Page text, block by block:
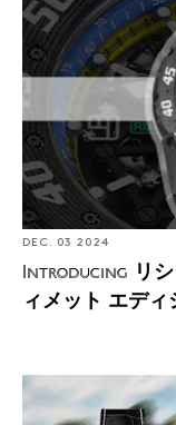
ト エディションが
DEC. 03 2024
Introducing リ
ィメット エデ
路上でも手首でも
れた時計10選